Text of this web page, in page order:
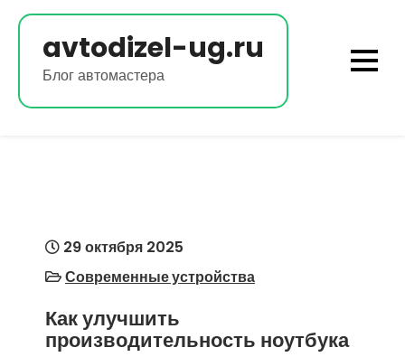
Перейти
содержимомуavtodizel-ug.ru
Блог автомастера
29 октября 2025
Современные устройства
Как улучшить
производительность ноутбука